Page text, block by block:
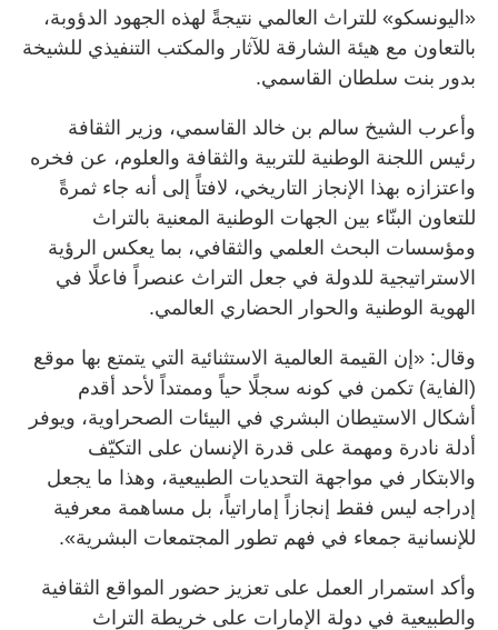
«اليونسكو» للتراث العالمي نتيجةً لهذه الجهود الدؤوبة،
بالتعاون مع هيئة الشارقة للآثار والمكتب التنفيذي للشيخة
بدور بنت سلطان القاسمي.
وأعرب الشيخ سالم بن خالد القاسمي، وزير الثقافة
رئيس اللجنة الوطنية للتربية والثقافة والعلوم، عن فخره
واعتزازه بهذا الإنجاز التاريخي، لافتاً إلى أنه جاء ثمرةً
للتعاون البنّاء بين الجهات الوطنية المعنية بالتراث
ومؤسسات البحث العلمي والثقافي، بما يعكس الرؤية
الاستراتيجية للدولة في جعل التراث عنصراً فاعلًا في
الهوية الوطنية والحوار الحضاري العالمي.
وقال: «إن القيمة العالمية الاستثنائية التي يتمتع بها موقع
(الفاية) تكمن في كونه سجلًا حياً وممتداً لأحد أقدم
أشكال الاستيطان البشري في البيئات الصحراوية، ويوفر
أدلة نادرة ومهمة على قدرة الإنسان على التكيّف
والابتكار في مواجهة التحديات الطبيعية، وهذا ما يجعل
إدراجه ليس فقط إنجازاً إماراتياً، بل مساهمة معرفية
للإنسانية جمعاء في فهم تطور المجتمعات البشرية».
وأكد استمرار العمل على تعزيز حضور المواقع الثقافية
والطبيعية في دولة الإمارات على خريطة التراث